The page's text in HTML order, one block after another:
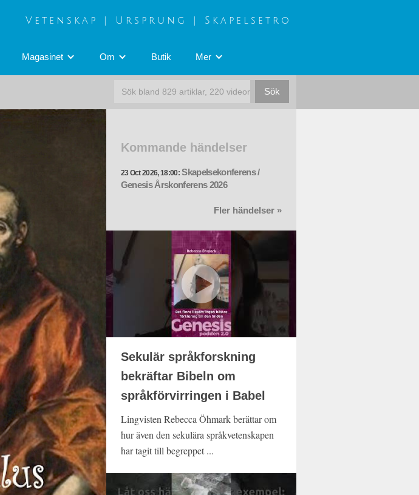
Vetenskap | Ursprung | Skapelsetro
Magasinet Om Butik Mer
Kommande händelser
23 Oct 2026, 18:00: Skapelsekonferens /
Genesis Årskonferens 2026
Fler händelser »
Sekulär språkforskning
bekräftar Bibeln om
språkförvirringen i Babel
Lingvisten Rebecca Öhmark berättar om
hur även den sekulära språkvetenskapen
har tagit till begreppet ...